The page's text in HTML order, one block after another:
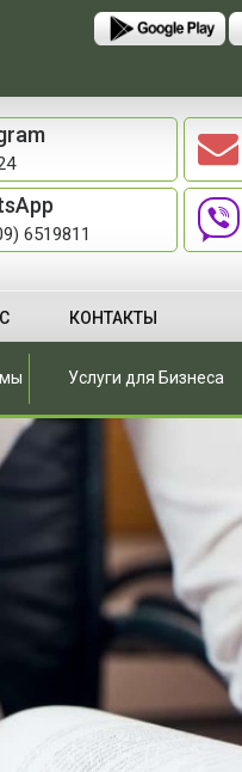
6519811
КОНТАКТЫ
Услуги для Бизнеса